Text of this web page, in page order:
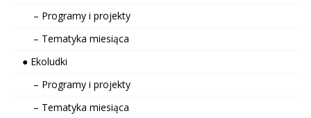
– Programy i projekty
– Tematyka miesiąca
● Ekoludki
– Programy i projekty
– Tematyka miesiąca